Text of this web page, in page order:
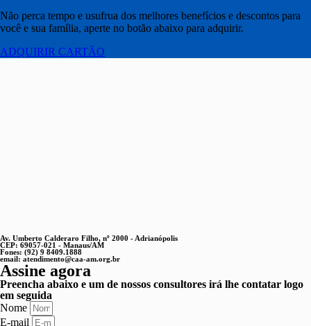
Não perca tempo e usufrua dos melhores benefícios e descontos para
você e sua família, aperte no botão abaixo para adquirir.
ADQUIRIR CARTÃO
Av. Umberto Calderaro Filho, nº 2000 - Adrianópolis
CEP: 69057-021 - Manaus/AM
Fones: (92) 9 8409.1888
email: atendimento@caa-am.org.br
Assine agora
Preencha abaixo e um de nossos consultores irá lhe contatar logo
em seguida
Nome
E-mail